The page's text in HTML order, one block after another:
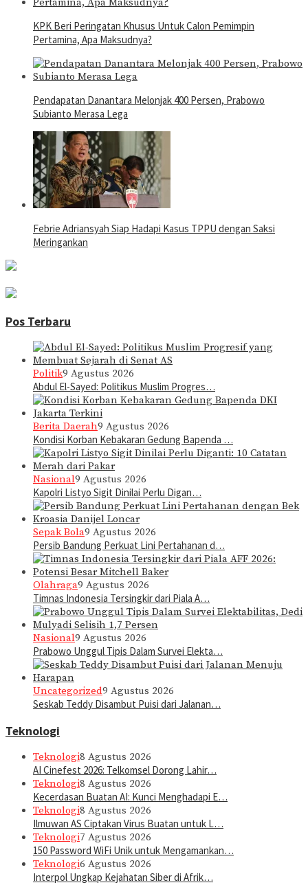
KPK Beri Peringatan Khusus Untuk Calon Pemimpin
Pertamina, Apa Maksudnya?
Pendapatan Danantara Melonjak 400 Persen, Prabowo
Subianto Merasa Lega
Febrie Adriansyah Siap Hadapi Kasus TPPU dengan Saksi
Meringankan
Pos Terbaru
Politik9 Agustus 2026
Abdul El-Sayed: Politikus Muslim Progres…
Berita Daerah9 Agustus 2026
Kondisi Korban Kebakaran Gedung Bapenda …
Nasional9 Agustus 2026
Kapolri Listyo Sigit Dinilai Perlu Digan…
Sepak Bola9 Agustus 2026
Persib Bandung Perkuat Lini Pertahanan d…
Olahraga9 Agustus 2026
Timnas Indonesia Tersingkir dari Piala A…
Nasional9 Agustus 2026
Prabowo Unggul Tipis Dalam Survei Elekta…
Uncategorized9 Agustus 2026
Seskab Teddy Disambut Puisi dari Jalanan…
Teknologi
Teknologi8 Agustus 2026
AI Cinefest 2026: Telkomsel Dorong Lahir…
Teknologi8 Agustus 2026
Kecerdasan Buatan AI: Kunci Menghadapi E…
Teknologi8 Agustus 2026
Ilmuwan AS Ciptakan Virus Buatan untuk L…
Teknologi7 Agustus 2026
150 Password WiFi Unik untuk Mengamankan…
Teknologi6 Agustus 2026
Interpol Ungkap Kejahatan Siber di Afrik…